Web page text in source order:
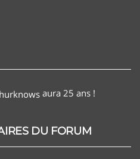
aura 25 ans !
DU FORUM